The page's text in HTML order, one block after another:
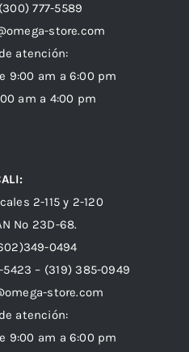
(300) 777-5589
store.com
atención:
9:00 am a 6:00 pm
am a 4:00 pm
2-115 y 2-120
Nº 23D-68.
0494
5423 – (319) 385-0949
store.com
atención:
9:00 am a 6:00 pm